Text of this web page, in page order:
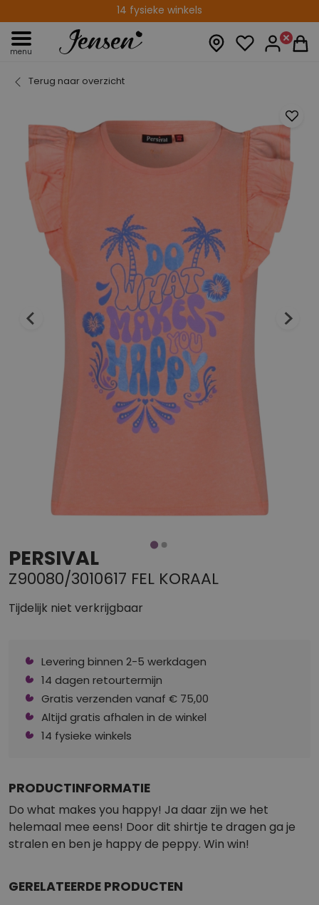
14 fysieke winkels
menu
Terug naar overzicht
PERSIVAL
Z90080/3010617 FEL KORAAL
Tijdelijk niet verkrijgbaar
Levering binnen 2-5 werkdagen
14 dagen retourtermijn
Gratis verzenden vanaf € 75,00
Altijd gratis afhalen in de winkel
14 fysieke winkels
PRODUCTINFORMATIE
Do what makes you happy! Ja daar zijn we het
helemaal mee eens! Door dit shirtje te dragen ga je
stralen en ben je happy de peppy. Win win!
GERELATEERDE PRODUCTEN